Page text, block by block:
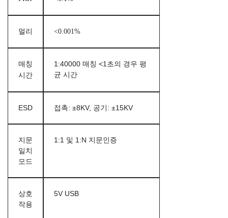
멀리 <0.001%
매칭
시간
1:40000 매칭 <1초의 경우 평
균 시간
ESD 접촉: ±8KV, 공기: ±15KV
지문
일치
모드
1:1 및 1:N 지문인증
상호
작용
5V USB